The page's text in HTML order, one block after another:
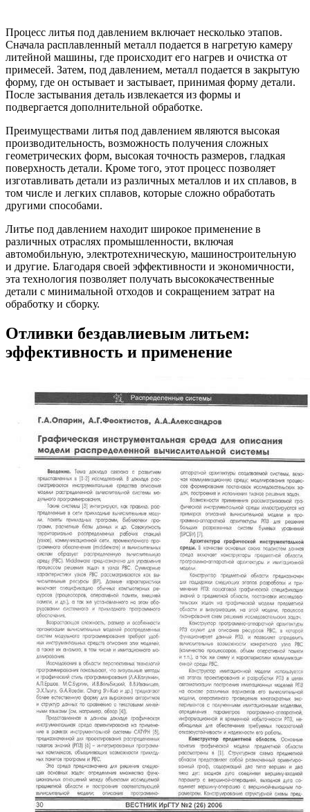
Процесс литья под давлением включает несколько этапов.
Сначала расплавленный металл подается в нагретую камеру
литейной машины, где происходит его нагрев и очистка от
примесей. Затем, под давлением, металл подается в закрытую
форму, где он остывает и застывает, принимая форму детали.
После застывания деталь извлекается из формы и
подвергается дополнительной обработке.
Преимуществами литья под давлением являются высокая
производительность, возможность получения сложных
геометрических форм, высокая точность размеров, гладкая
поверхность детали. Кроме того, этот процесс позволяет
изготавливать детали из различных металлов и их сплавов, в
том числе и легких сплавов, которые сложно обработать
другими способами.
Литье под давлением находит широкое применение в
различных отраслях промышленности, включая
автомобильную, электротехническую, машиностроительную
и другие. Благодаря своей эффективности и экономичности,
эта технология позволяет получать высококачественные
детали с минимальной отходов и сокращением затрат на
обработку и сборку.
Отливки бездавлиевым литьем:
эффективность и применение